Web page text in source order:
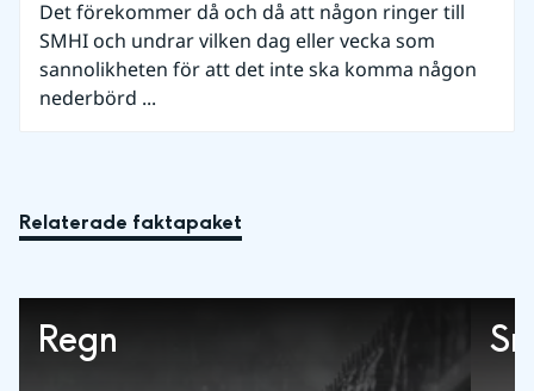
Det förekommer då och då att någon ringer till
SMHI och undrar vilken dag eller vecka som
sannolikheten för att det inte ska komma någon
nederbörd ...
Relaterade faktapaket
Regn